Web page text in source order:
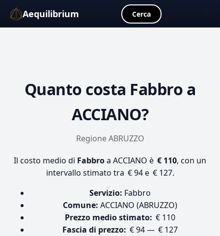
Aequilibrium Cerca
Quanto costa Fabbro a
ACCIANO?
Regione ABRUZZO
Il costo medio di Fabbroa ACCIANO è € 110, con un
intervallo stimato tra € 94 e € 127.
Servizio: Fabbro
Comune: ACCIANO (ABRUZZO)
Prezzo medio stimato: € 110
Fascia di prezzo: € 94 — € 127